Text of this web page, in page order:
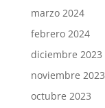
marzo 2024
febrero 2024
diciembre 2023
noviembre 2023
octubre 2023